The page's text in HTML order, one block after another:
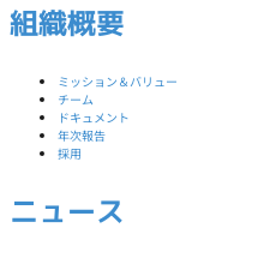
組織概要
ミッション＆バリュー
チーム
ドキュメント
年次報告
採用
ニュース